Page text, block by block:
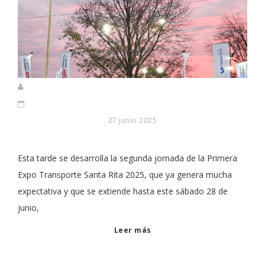
27 junio 2025
Esta tarde se desarrolla la segunda jornada de la Primera
Expo Transporte Santa Rita 2025, que ya genera mucha
expectativa y que se extiende hasta este sábado 28 de
junio,
Leer más